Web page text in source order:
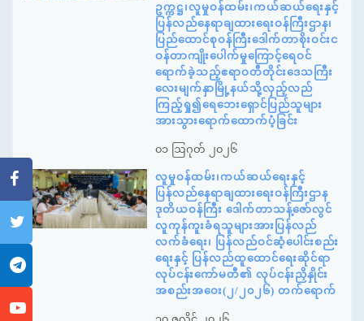
ဥက္ကဋ္ဌ၊လူမှုဝန်ထမ်း၊ကယ်ဆယ်ရေးနှင့်
ပြန်လည်နေရာချထားရေးဝန်ကြီးဌာန၊
ပြည်ထောင်စုဝန်ကြီးဒေါက်တာစိုးဝင်းင
ဝန်တာကျိုးပေါက်မှုကြောင့်ရေဝင်
ရောက်ခဲ့သည့်ဧရာဝတီတိုင်းဒေသကြီး
လေးမျက်နှာမြို့နယ်သို့လှည့်လည်
ကြည့်ရှု၍ရေဘေးရှောင်ပြည်သူများ
အားသွားရောက်ထောက်ပံ့ခြင်း
၀၁ ဩဂုတ် ၂၀၂၆
လူမှုဝန်ထမ်း၊ကယ်ဆယ်ရေးနှင့်
ပြန်လည်နေရာချထားရေးဝန်ကြီးဌာန
ဒုတိယဝန်ကြီး ဒေါက်တာသန့်ဇော်လွင်
လူကုန်ကူးခံရသူများအားပြန်လည်
လက်ခံရေး၊ ပြန်လည်ဝင်ဆံ့ပေါင်းစည်း
ရေးနှင့် ပြန်လည်ထူထောင်ရေးဆိုင်ရာ
လုပ်ငန်းကော်မတီ၏ လုပ်ငန်းညှိနှိုင်း
အစည်းအဝေး(၂/၂၀၂၆) တက်ရောက်